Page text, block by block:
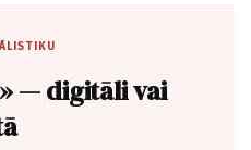
— digitāli vai